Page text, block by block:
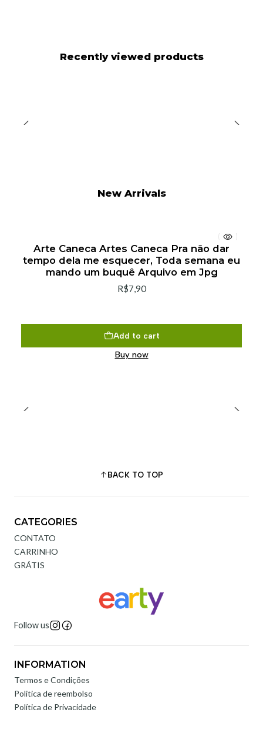
Recently viewed products
New Arrivals
Arte Caneca Artes Caneca Pra não dar
tempo dela me esquecer, Toda semana eu
mando um buquê Arquivo em Jpg
R$7,90
Add to cart
Buy now
BACK TO TOP
CATEGORIES
CONTATO
CARRINHO
GRÁTIS
Follow us
INFORMATION
Termos e Condições
Politica de reembolso
Política de Privacidade